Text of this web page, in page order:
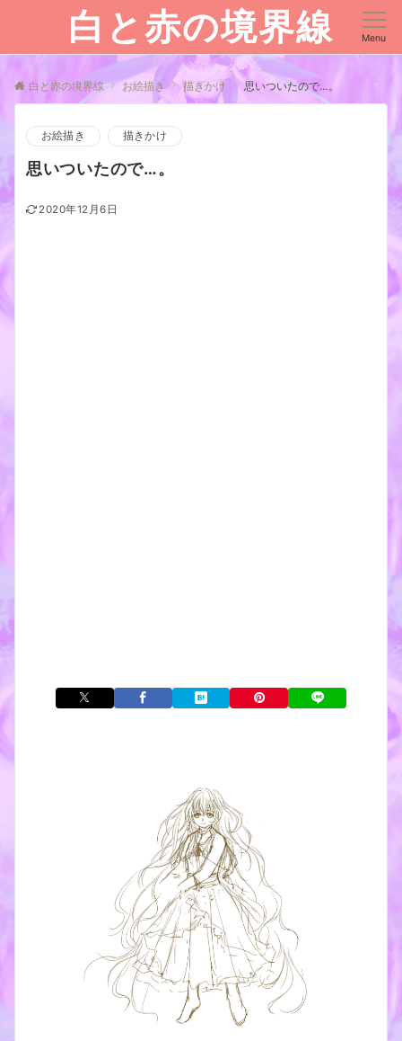
白と赤の境界線 Menu
白と赤の境界線 お絵描き 描きかけ 思いついたので…。
お絵描き 描きかけ
思いついたので…。
2020年12月6日